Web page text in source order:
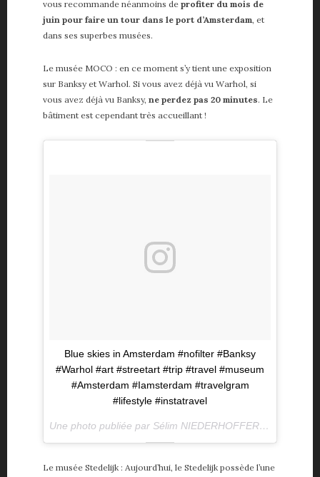
vous recommande néanmoins de profiter du mois de
juin pour faire un tour dans le port d’Amsterdam , et
dans ses superbes musées.
Le musée MOCO : en ce moment s’y tient une exposition
sur Banksy et Warhol. Si vous avez déjà vu Warhol, si
vous avez déjà vu Banksy, ne perdez pas 20 minutes. Le
bâtiment est cependant très accueillant !
Blue skies in Amsterdam #nofilter #Banksy
#Warhol #art #streetart #trip #travel #museum
#Amsterdam #Iamsterdam #travelgram
#lifestyle #instatravel
Une photo publiée par Sélim NIEDERHOFFER (@selimniederhoffer) le
Le musée Stedelijk : Aujourd’hui, le Stedelijk possède l’une